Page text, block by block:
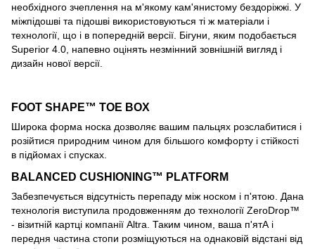
необхідного зчеплення на м'якому кам'янистому бездоріжжі. У
міжпідошві та підошві використовуються ті ж матеріали і
технології, що і в попередній версії. Бігуни, яким подобається
Superior 4.0, напевно оцінять незмінний зовнішній вигляд і
дизайн нової версії.
FOOT SHAPE™ TOE BOX
Широка форма носка дозволяє вашим пальцях розслабитися і
розійтися природним чином для більшого комфорту і стійкості
в підйомах і спусках.
BALANCED CUSHIONING™ PLATFORM
Забезпечується відсутність перепаду між носком і п'ятою. Дана
технологія виступила продовженням до технології ZeroDrop™
- візитній картці компанії Altra. Таким чином, ваша п'ятА і
передня частина стопи розміщуються на однаковій відстані від